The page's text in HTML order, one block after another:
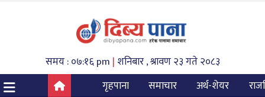
समय : ०७:१६ pm | शनिबार , श्रावण २३ गते २०८३
गृहपाना
समाचार अर्थ-शेयर